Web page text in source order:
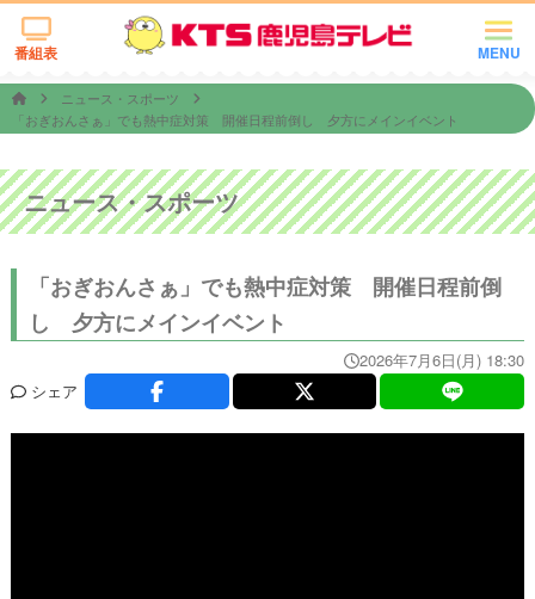
MENU
番組表
ニュース・スポーツ
「おぎおんさぁ」でも熱中症対策 開催日程前倒し 夕方にメインイベント
ニュース・スポーツ
「おぎおんさぁ」でも熱中症対策 開催日程前倒
し 夕方にメインイベント
2026年7月6日(月) 18:30
シェア